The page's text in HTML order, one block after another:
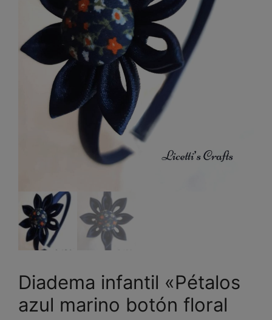
Diadema infantil «Pétalos
azul marino botón floral